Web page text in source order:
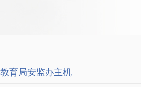
教育局安监办主机